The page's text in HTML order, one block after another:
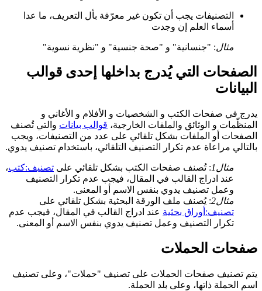
التصنيفات يجب أن تكون غير معرّفة بأل التعريف، ما عدا
أسماء العلم إن وجدت
مثال: "جنسانية" و "صحة جنسية" و "نظرية نسوية"
الصفحات التي يُدرج بداخلها إحدى قوالب
البيانات
يدرج في صفحات الكتب و الشخصيات و الأفلام و الأغاني و
المنظّمات و الوثائق والملفات الخارجية، قوالب بيانات والتي تُصنف
الصفحات أو الملفات بشكل تلقائي على عدد من التصنيفات، ويجب
بالتالي مراعاة عدم تكرار التصنيف التلقائي، باستخدام تصنيف يدوي.
مثال1 : تُصنف صفحات الكتب بشكل تلقائي على تصنيف:كتب،
عند ادراج القالب في المقال، فيجب عدم تكرار التصنيف
وعمل تصنيف يدوي بنفس الاسم أو المعنى.
مثال2 : يُصنف ملف الورقة البحثية بشكل تلقائي على
تصنيف:أوراق بحثية عند ادراج القالب في المقال، فيجب عدم
تكرار التصنيف وعمل تصنيف يدوي بنفس الاسم أو المعنى.
صفحات الحملات
يتم تصنيف صفحات الحملات على تصنيف "حملات"، وعلى تصنيف
اسم الحملة ذاتها، وعلى بلد الحملة.